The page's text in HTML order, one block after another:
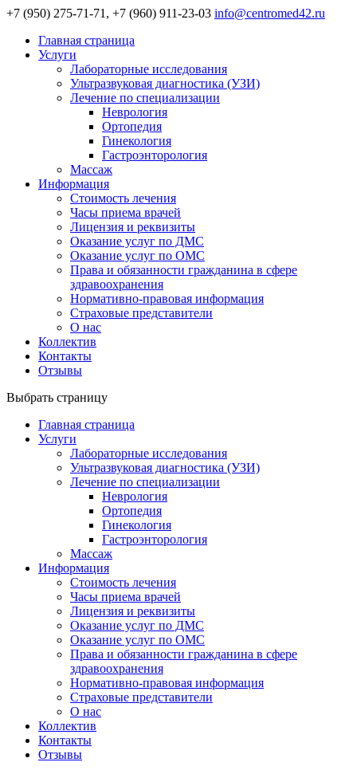
+7 (950) 275-71-71, +7 (960) 911-23-03 info@centromed42.ru
Главная страница
Услуги
Лабораторные исследования
Ультразвуковая диагностика (УЗИ)
Лечение по специализации
Неврология
Ортопедия
Гинекология
Гастроэнторология
Массаж
Информация
Стоимость лечения
Часы приема врачей
Лицензия и реквизиты
Оказание услуг по ДМС
Оказание услуг по ОМС
Права и обязанности гражданина в сфере
здравоохранения
Нормативно-правовая информация
Страховые представители
О нас
Коллектив
Контакты
Отзывы
Выбрать страницу
Главная страница
Услуги
Лабораторные исследования
Ультразвуковая диагностика (УЗИ)
Лечение по специализации
Неврология
Ортопедия
Гинекология
Гастроэнторология
Массаж
Информация
Стоимость лечения
Часы приема врачей
Лицензия и реквизиты
Оказание услуг по ДМС
Оказание услуг по ОМС
Права и обязанности гражданина в сфере
здравоохранения
Нормативно-правовая информация
Страховые представители
О нас
Коллектив
Контакты
Отзывы